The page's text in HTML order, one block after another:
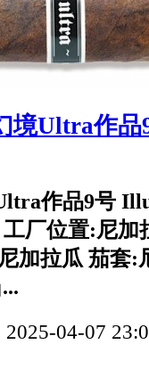
Ultra作品
作品9号
工厂位置:尼加
加拉瓜 茄套:
2025-04-07